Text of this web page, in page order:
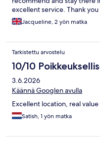
excellent service. Thank you
Jacqueline, 2 yön matka
Tarkistettu arvostelu
10/10
3.6.2026
Käännä Googlen avulla
Excellent location, real
Satish, 1 yön matka